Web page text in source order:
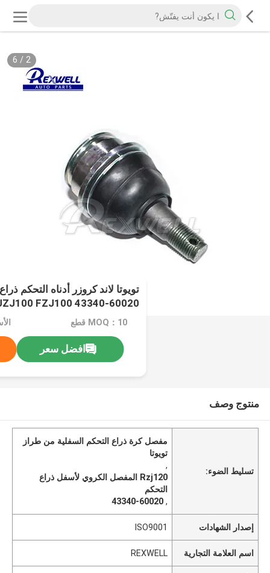
2
/
6
FZJ100 43340-60020
MOQ：10 قطع
افضل سعر
منتوج وصف
تسليط الضوء:
مفصل كرة ذراع التحكم السفلية من طراز
تويوتا
,
Rzj120 المفصل الكروي لأسفل ذراع
التحكم
,
43340-60020
إصدار الشهادات ISO9001
اسم العلامة التجارية REXWELL